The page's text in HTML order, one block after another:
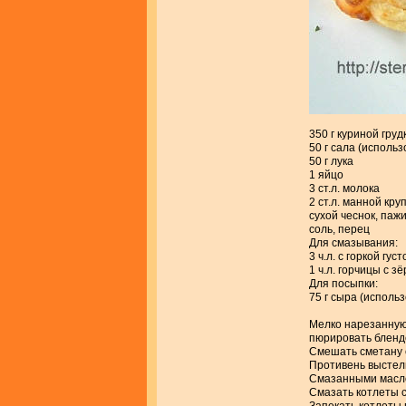
350 г куриной
50 г сала
50 г лука
1 яйцо
3 ст.л. молока
2 ст.л. манной
сухой чеснок,
соль, перец
Для смазывания:
3 ч.л. с горкой
1 ч.л. горчицы с
Для посыпки:
75 г сыра
Мелко
пюрировать
Смешать сметану
Противень
Смазанными
Смазать котлеты